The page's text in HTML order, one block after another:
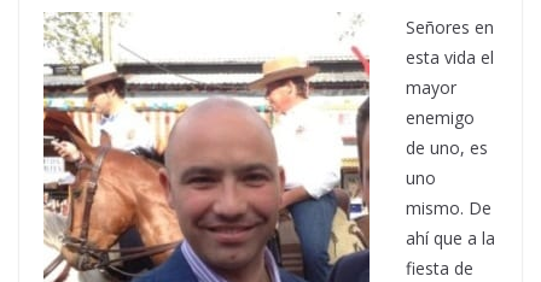
Señores en
esta vida el
mayor
enemigo
de uno, es
uno
mismo. De
ahí que a la
fiesta de